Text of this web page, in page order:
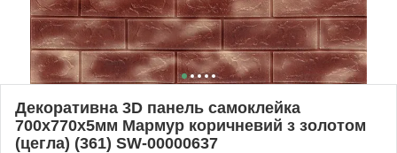
Декоративна 3D панель самоклейка
700х770х5мм Мармур коричневий з золотом
(цегла) (361) SW-00000637